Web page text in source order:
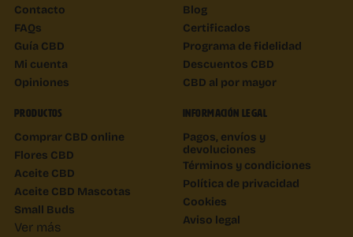
Contacto
FAQs
Guía CBD
Mi cuenta
Opiniones
Blog
Certificados
Programa de fidelidad
Descuentos CBD
CBD al por mayor
PRODUCTOS
Comprar CBD online
Flores CBD
Aceite CBD
Aceite CBD Mascotas
Small Buds
Ver más
INFORMACIÓN LEGAL
Pagos, envíos y
devoluciones
Términos y condiciones
Política de privacidad
Cookies
Aviso legal